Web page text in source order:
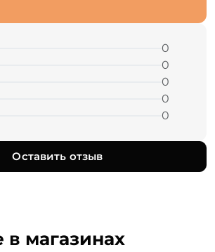
0
0
0
0
0
Оставить отзыв
в магазинах